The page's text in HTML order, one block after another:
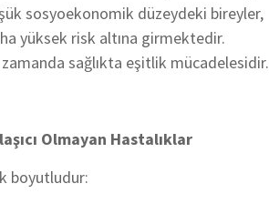
sosyoekonomik düzeydeki bireyler,
yüksek risk altına girmektedir.
zamanda sağlıkta eşitlik mücadelesidir.
Olmayan Hastalıklar
boyutludur: